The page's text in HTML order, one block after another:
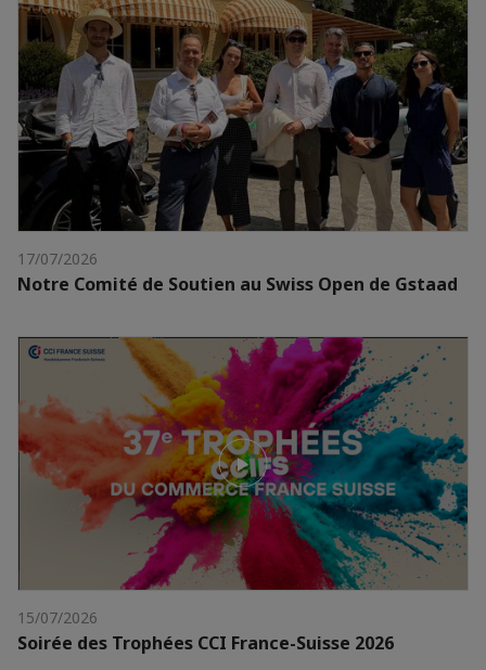
17/07/2026
Notre Comité de Soutien au Swiss Open de Gstaad
15/07/2026
Soirée des Trophées CCI France-Suisse 2026